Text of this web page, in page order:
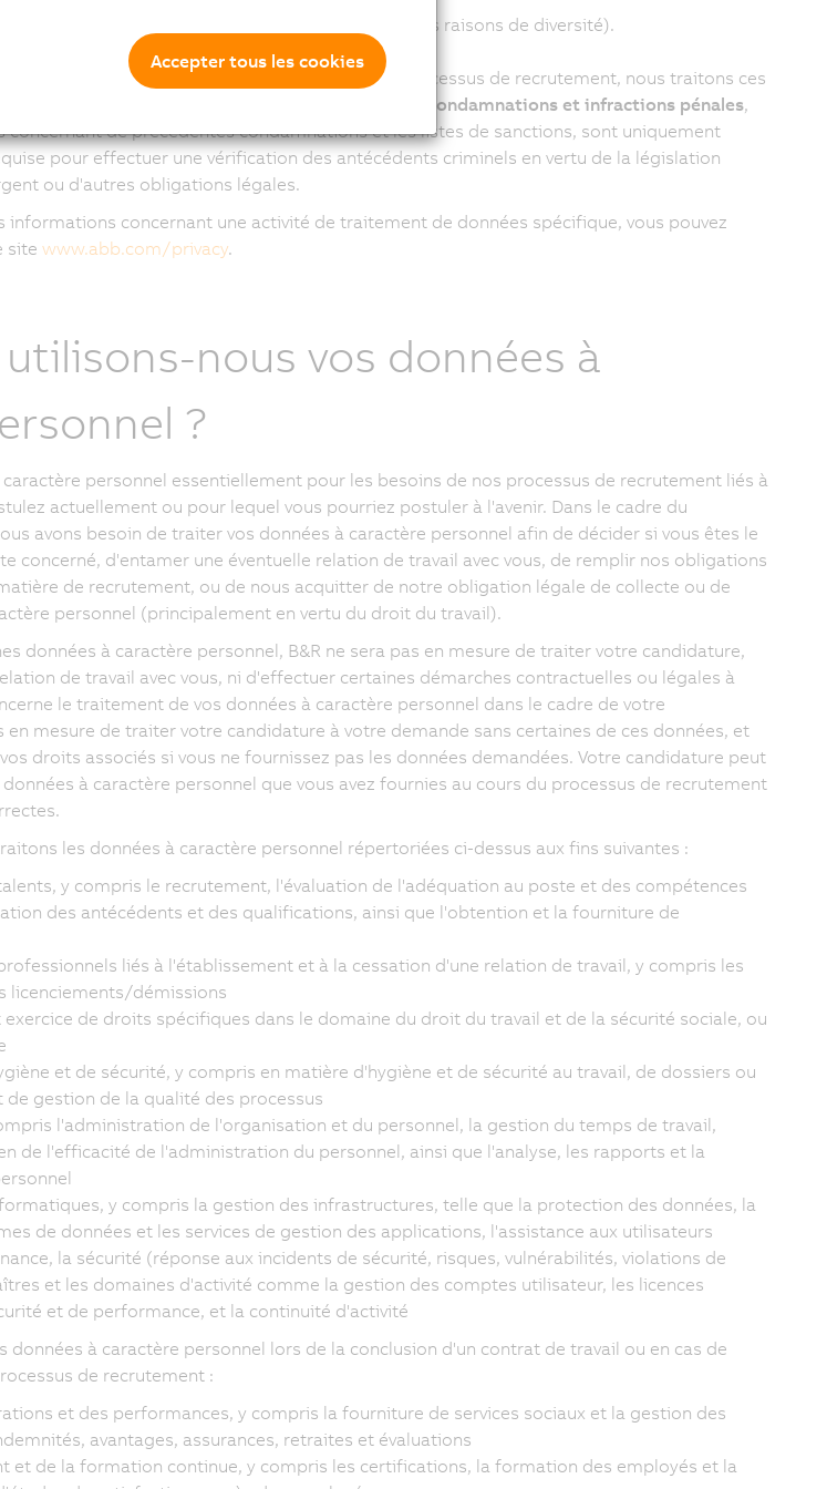
(par ex. si cette information est nécessaire pour des raisons de diversité).
certains cas).
vérification de vos antécédents
dans le cadre du processus de recrutement, nous traitons ces
données relatives aux condamnations et infractions pénales,
de précédentes condamnations et les listes de sanctions, sont uniquement
pour effectuer une vérification des antécédents criminels en vertu de la législation
ou d'autres obligations légales.
informations concernant une activité de traitement de données spécifique, vous pouvez
site www.abb.com/privacy.
nous vos données à
?
personnel essentiellement pour les besoins de nos processus de recrutement liés à
actuellement ou pour lequel vous pourriez postuler à l'avenir. Dans le cadre du
avons besoin de traiter vos données à caractère personnel afin de décider si vous êtes le
concerné, d'entamer une éventuelle relation de travail avec vous, de remplir nos obligations
de recrutement, ou de nous acquitter de notre obligation légale de collecte ou de
personnel (principalement en vertu du droit du travail).
données à caractère personnel, B&R ne sera pas en mesure de traiter votre candidature,
de travail avec vous, ni d'effectuer certaines démarches contractuelles ou légales à
le traitement de vos données à caractère personnel dans le cadre de votre
en mesure de traiter votre candidature à votre demande sans certaines de ces données, et
droits associés si vous ne fournissez pas les données demandées. Votre candidature peut
à caractère personnel que vous avez fournies au cours du processus de recrutement
les données à caractère personnel répertoriées ci-dessus aux fins suivantes :
y compris le recrutement, l'évaluation de l'adéquation au poste et des compétences
des antécédents et des qualifications, ainsi que l'obtention et la fourniture de
liés à l'établissement et à la cessation d'une relation de travail, y compris les
licenciements/démissions
de droits spécifiques dans le domaine du droit du travail et de la sécurité sociale, ou
et de sécurité, y compris en matière d'hygiène et de sécurité au travail, de dossiers ou
gestion de la qualité des processus
l'administration de l'organisation et du personnel, la gestion du temps de travail,
de l'efficacité de l'administration du personnel, ainsi que l'analyse, les rapports et la
y compris la gestion des infrastructures, telle que la protection des données, la
de données et les services de gestion des applications, l'assistance aux utilisateurs
la sécurité (réponse aux incidents de sécurité, risques, vulnérabilités, violations de
et les domaines d'activité comme la gestion des comptes utilisateur, les licences
et de performance, et la continuité d'activité
données à caractère personnel lors de la conclusion d'un contrat de travail ou en cas de
de recrutement :
et des performances, y compris la fourniture de services sociaux et la gestion des
avantages, assurances, retraites et évaluations
et de la formation continue, y compris les certifications, la formation des employés et la
Accepter tous les cookies